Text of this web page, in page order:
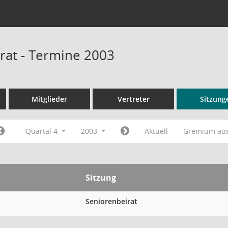
- Termine 2003
Mitglieder Vertreter
Quartal 4 2003 Aktuell Gremium
Sitzung
Seniorenbeirat